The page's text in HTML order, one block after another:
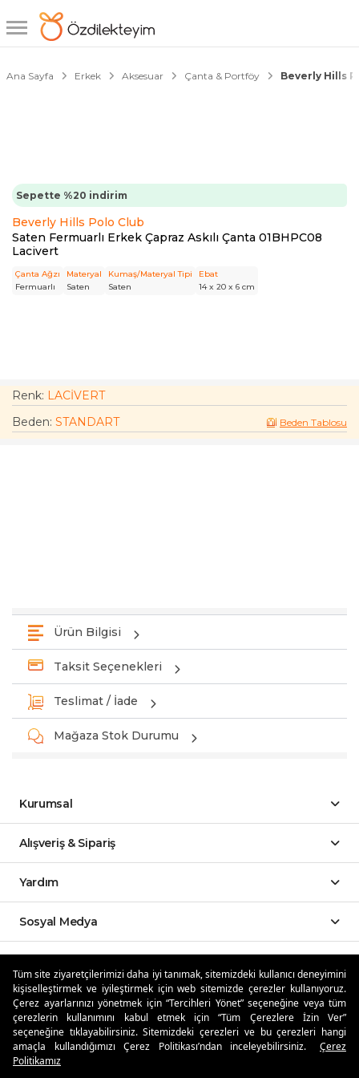
Tüm site ziyaretçilerimizi daha iyi tanımak, sitemizdeki kullanıcı deneyimini
kişiselleştirmek ve iyileştirmek için web sitemizde çerezler kullanıyoruz.
Çerez ayarlarınızı yönetmek için “Tercihleri Yönet” seçeneğine veya tüm
çerezlerin kullanımını kabul etmek için “Tüm Çerezlere İzin Ver”
seçeneğine tıklayabilirsiniz. Sitemizdeki çerezleri ve bu çerezleri hangi
amaçla kullandığımızı Çerez Politikası’ndan inceleyebilirsiniz.
Çerez
Politikamız
Ana Sayfa Erkek Aksesuar Çanta & Portföy Beverly Hills
Sepette %20 indirim
Beverly Hills Polo Club
Saten Fermuarlı Erkek Çapraz Askılı Çanta 01BHPC08
Lacivert
Çanta Ağzı
Fermuarlı
Materyal
Saten
Kumaş/Materyal Tipi
Saten
Ebat
14 x 20 x 6 cm
1/3
Renk: LACİVERT
Beden: STANDART Beden Tablosu
Ürün Bilgisi
Taksit Seçenekleri
Teslimat / İade
Mağaza Stok Durumu
Kurumsal
Alışveriş & Sipariş
Yardım
Sosyal Medya
Özdilekteyim'de Taksit Avantajları
Güvenli Alışveriş